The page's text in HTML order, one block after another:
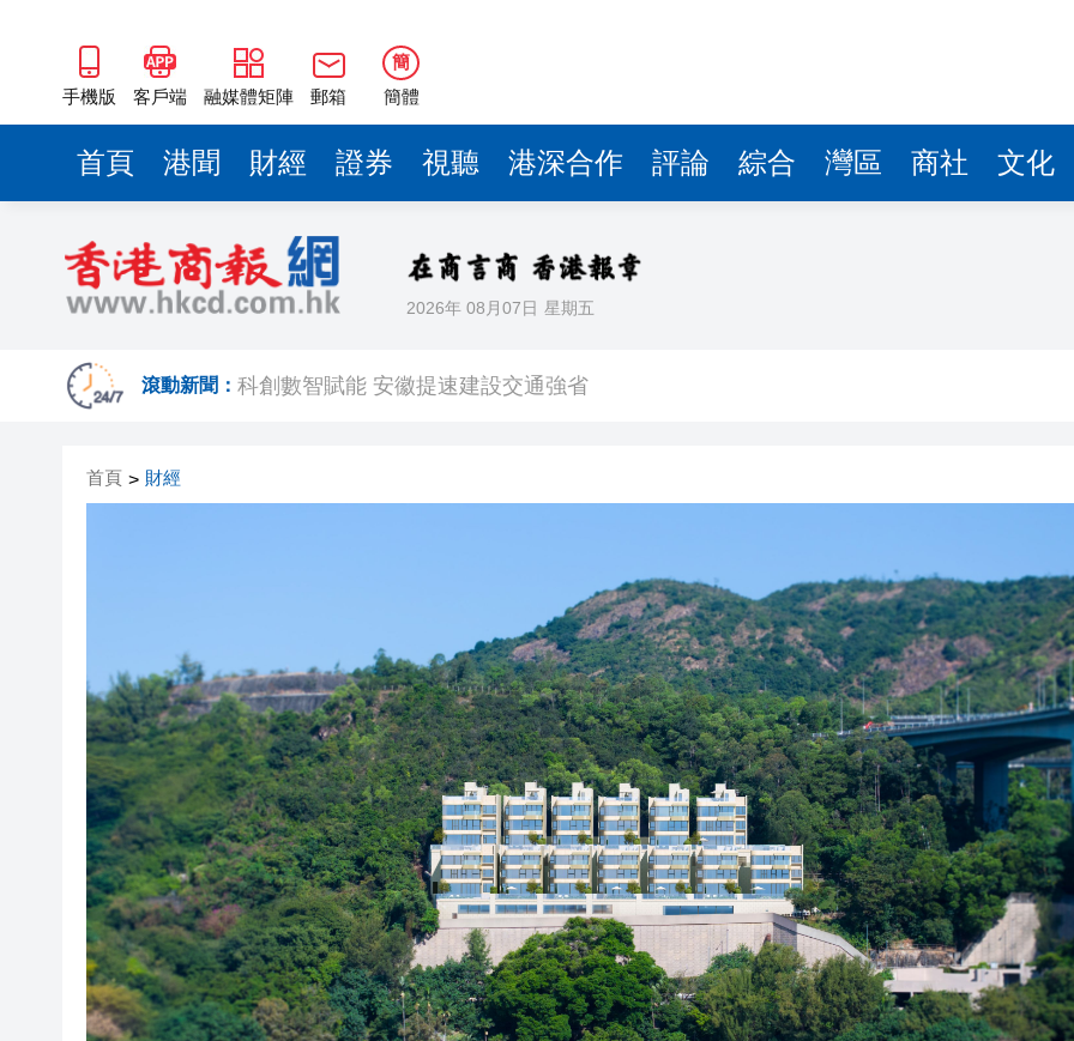
手機版 客戶端 融媒體矩陣 郵箱
簡
簡體
首頁 港聞 財經 證券 視聽 港深合作 評論 綜合 灣區 商社 文化
2026年 08月07日 星期五
滾動新聞：
【港樓】荃灣汀九洋房嘉富海灣短期內開售
警方西貢大埔截快艇私家車 檢逾百桶私油拘內地男
節油15.5%！中國重汽豪沃TS冷藏車，一年油費省上萬
政府再度委任區俊豪為市建局執行董事
皖祁門縣：文潤古村促振興 互學共鑒提質效
傳淘寶閃購減虧快預期 阿里股價升逾12%
三大硬核實力加持！中國重汽汕德卡新能源 牽引車重塑貨運新標桿
政府再度委任區俊豪為市建局執行董事
皖祁門縣：文潤古村促振興 互學共鑒提質效
科創數智賦能 安徽提速建設交通強省
傳淘寶閃購減虧快預期 阿里股價升逾12%
首頁 > 財經